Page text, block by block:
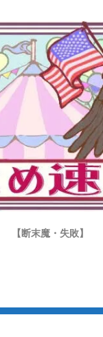
【断末魔・失敗】